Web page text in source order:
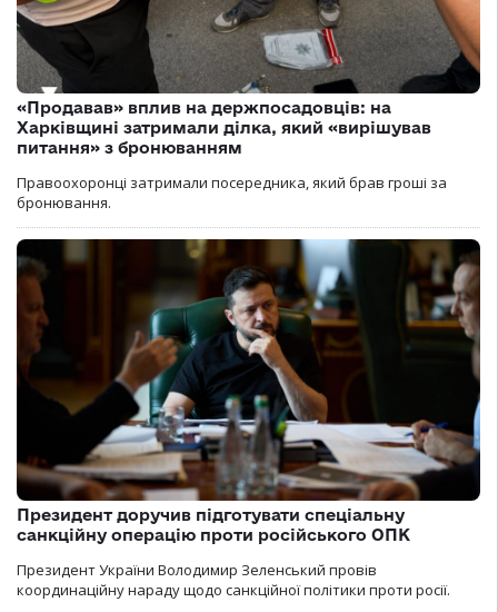
«Продавав» вплив на держпосадовців: на
Харківщині затримали ділка, який «вирішував
питання» з бронюванням
Правоохоронці затримали посередника, який брав гроші за
бронювання.
Президент доручив підготувати спеціальну
санкційну операцію проти російського ОПК
Президент України Володимир Зеленський провів
координаційну нараду щодо санкційної політики проти росії.